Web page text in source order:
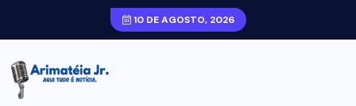
10 DE AGOSTO, 2026